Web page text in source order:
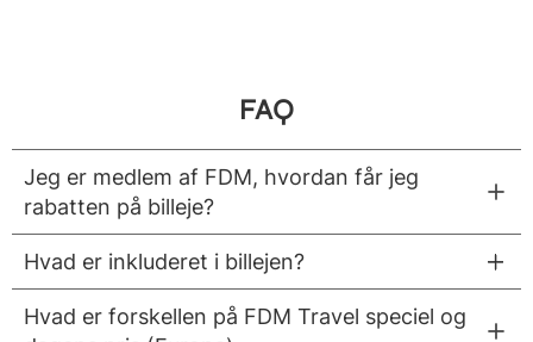
FAQ
Jeg er medlem af FDM, hvordan får jeg
rabatten på billeje?
Hvad er inkluderet i billejen?
Hvad er forskellen på FDM Travel speciel og